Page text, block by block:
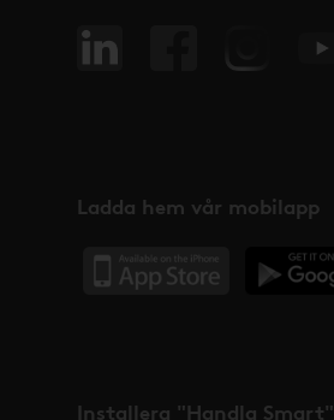
Ladda hem vår mobilapp
Installera "Handla Smart"